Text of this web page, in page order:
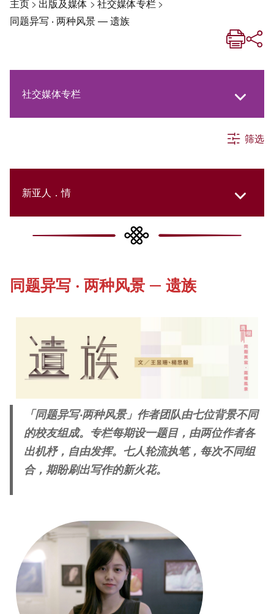
主页> 出版及媒体 > 社交媒体专栏>
同题异写 ‧ 两种风景 — 遗族
社交媒体专栏
《新亚．新知》
《新亚简讯》
《新亚书院概览》
其他书院出版
新亚影集
影片库
筛选
新亚人．情
New Asia Then and Now
Our History Gallery
Campus Tour
Fellows of the College
同题异写 ‧ 两种风景 — 遗族
「同题异写‧两种风景」作者团队由七位背景不同
的校友组成。专栏每期设一题目，由两位作者各
出机杼，自由发挥。七人轮流执笔，每次不同组
合，期盼刷出写作的新火花。